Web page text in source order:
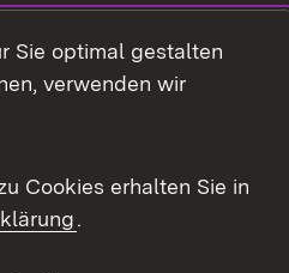
Sie optimal gestalten
verwenden wir
Cookies erhalten Sie in
.